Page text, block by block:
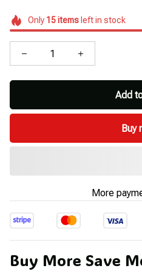
Only 15itemsleft in stock
Add
Buy
More
Buy More Save